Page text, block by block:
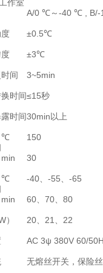
工作室
A/0 ℃～-40 ℃ ,
±0.5℃
±3℃
间 3~5min
时间≤15秒
时间30min以上
℃ 150
min 30
℃ -40、-55、-65
min 60、70、80
） 20、21、22
AC 3ψ 380V 60/
无熔丝开关，保险